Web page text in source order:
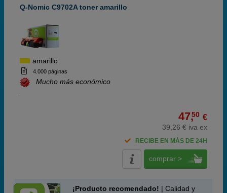
Q-Nomic C9702A toner amarillo
amarillo
4.000 páginas
Mucho más económico
47,50 €
39,26 € iva ex
RECIBE EN MÁS DE 24H
comprar >
¡Producto recomendado! | Calidad y